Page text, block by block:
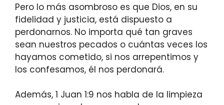
Pero lo más asombroso es que Dios, en su
fidelidad y justicia, está dispuesto a
perdonarnos. No importa qué tan graves
sean nuestros pecados o cuántas veces los
hayamos cometido, si nos arrepentimos y
los confesamos, él nos perdonará.
Además, 1 Juan 1:9 nos habla de la limpieza